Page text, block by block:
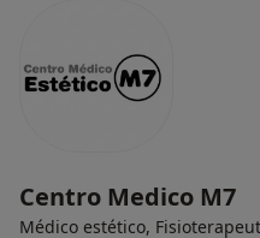
Centro Medico M7
Médico estético,